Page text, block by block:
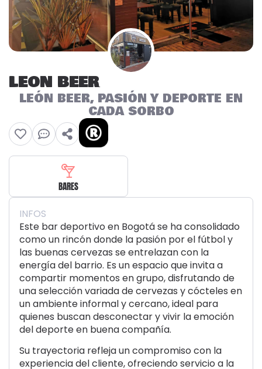
LEON BEER
LEÓN BEER, PASIÓN Y DEPORTE EN
CADA SORBO
BARES
INFOS
Este bar deportivo en Bogotá se ha consolidado
como un rincón donde la pasión por el fútbol y
las buenas cervezas se entrelazan con la
energía del barrio. Es un espacio que invita a
compartir momentos en grupo, disfrutando de
una selección variada de cervezas y cócteles en
un ambiente informal y cercano, ideal para
quienes buscan desconectar y vivir la emoción
del deporte en buena compañía.
Su trayectoria refleja un compromiso con la
experiencia del cliente, ofreciendo servicio a la